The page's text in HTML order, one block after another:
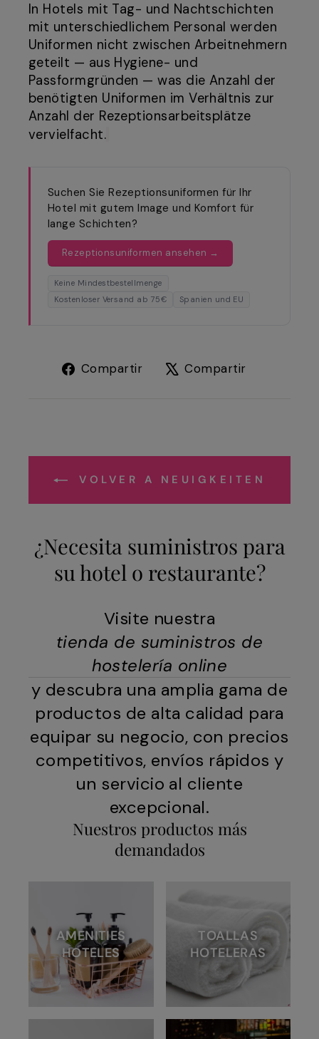
In Hotels mit Tag- und Nachtschichten
mit unterschiedlichem Personal werden
Uniformen nicht zwischen Arbeitnehmern
geteilt — aus Hygiene- und
Passformgründen — was die Anzahl der
benötigten Uniformen im Verhältnis zur
Anzahl der Rezeptionsarbeitsplätze
vervielfacht.
Suchen Sie Rezeptionsuniformen für Ihr
Hotel mit gutem Image und Komfort für
lange Schichten?
Rezeptionsuniformen ansehen →
Keine Mindestbestellmenge
Kostenloser Versand ab 75€
Spanien und EU
Compartir
Compartir
Compartir
VOLVER A NEUIGKEITEN
¿Necesita suministros para
su hotel o restaurante?
Visite nuestra
tienda de suministros de
hostelería online
y descubra una amplia gama de
productos de alta calidad para
equipar su negocio, con precios
competitivos, envíos rápidos y
un servicio al cliente
excepcional.
Nuestros productos más
demandados
AMENITIES
HOTELES
TOALLAS
HOTELERAS